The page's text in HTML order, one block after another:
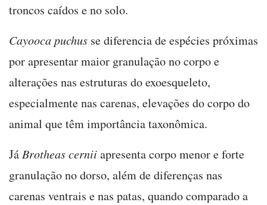
troncos caídos e no solo.
Cayooca puchus se diferencia de espécies próximas
por apresentar maior granulação no corpo e
alterações nas estruturas do exoesqueleto,
especialmente nas carenas, elevações do corpo do
animal que têm importância taxonômica.
JáBrotheas cerniiapresenta corpo menor e forte
granulação no dorso, além de diferenças nas
carenas ventrais e nas patas, quando comparado a